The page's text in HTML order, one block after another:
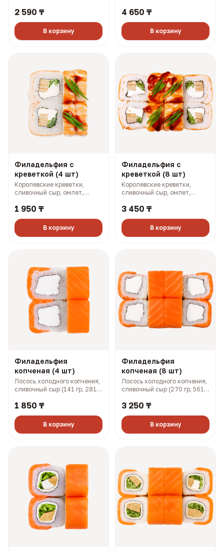
2 590 ₸
В корзину
4 650 ₸
В корзину
Филадельфия с
креветкой (4 шт)
Королевские креветки,
сливочный сыр, омлет,
251 ккал)
1 950 ₸
В корзину
Филадельфия с
креветкой (8 шт)
Королевские креветки,
сливочный сыр, омлет,
501 ккал)
3 450 ₸
В корзину
Филадельфия
копченая (4 шт)
Лосось холодного копчения,
сливочный сыр (141 гр, 281
1 850 ₸
В корзину
Филадельфия
копченая (8 шт)
Лосось холодного копчения,
сливочный сыр (270 гр, 561
3 250 ₸
В корзину